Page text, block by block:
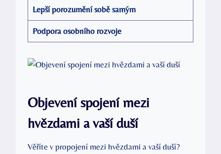
Lepší porozumění sobě samým
Podpora osobního rozvoje
Objevení spojení mezi
hvězdami a vaší‌ duší
Věříte v propojení mezi hvězdami a vaší duší?